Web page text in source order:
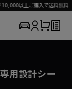
上ご購入で送料無料（パー
HONDA / FIT SHUTTLE HYBRID
商品を見る
用設計シー